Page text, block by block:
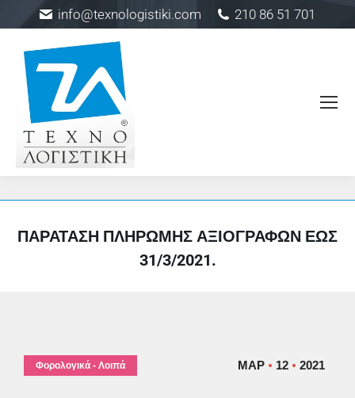
info@texnologistiki.com 210 86 51 701
ΠΑΡΆΤΑΣΗ ΠΛΗΡΩΜΉΣ ΑΞΙΟΓΡΆΦΩΝ ΈΩΣ
31/3/2021.
ΜΑΡ 12 2021
Φορολογικά - Λοιπά